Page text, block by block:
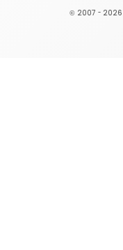
© 2007 - 2026